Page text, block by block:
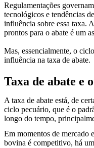
Regulamentações
tecnológicos e tendências
influência sobre essa taxa.
prontos para o abate é um
Mas, essencialmente, o
influência na taxa de abate.
Taxa de abate e
A taxa de abate está, de
ciclo pecuário, que é o
longo do tempo,
Em momentos de mercado
bovina é competitivo, há